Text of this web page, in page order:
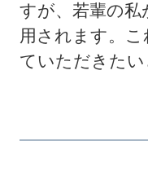
すが、若輩の
用されます。
ていただきた